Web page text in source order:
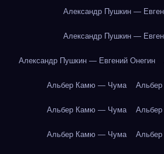
Александр Пушкин —
Александр Пушкин —
Александр Пушкин — Евгений Онегин
Альбер Камю — Чума
Альбер Камю — Чума
Альбер Камю — Чума